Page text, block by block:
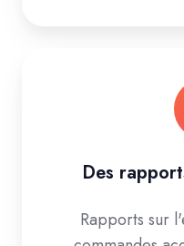
Des
Rapports sur